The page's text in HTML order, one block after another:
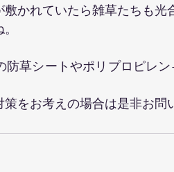
かれていたら雑草たちも光
草シートやポリプロピレ
をお考えの場合は是非お問